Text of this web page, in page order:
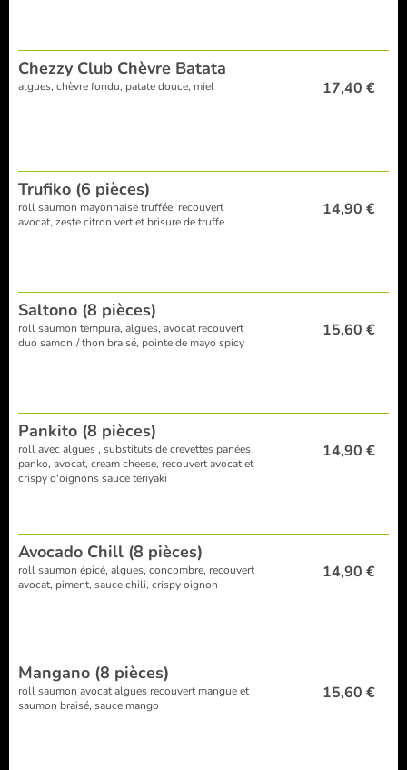
Chezzy Club Chèvre Batata
algues, chèvre fondu, patate douce, miel 17,40 €
Trufiko (6 pièces)
roll saumon mayonnaise truffée, recouvert
avocat, zeste citron vert et brisure de truffe
14,90 €
Saltono (8 pièces)
roll saumon tempura, algues, avocat recouvert
duo samon,/ thon braisé, pointe de mayo spicy
15,60 €
Pankito (8 pièces)
roll avec algues , substituts de crevettes panées
panko, avocat, cream cheese, recouvert avocat et
crispy d'oignons sauce teriyaki
14,90 €
Avocado Chill (8 pièces)
roll saumon épicé, algues, concombre, recouvert
avocat, piment, sauce chili, crispy oignon
14,90 €
Mangano (8 pièces)
roll saumon avocat algues recouvert mangue et
saumon braisé, sauce mango
15,60 €